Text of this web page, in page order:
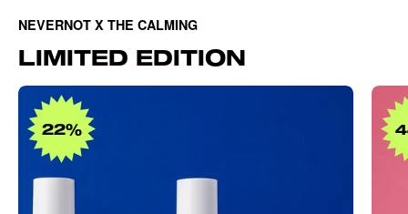
NEVERNOT X THE CALMING
LIMITED EDITION
22%